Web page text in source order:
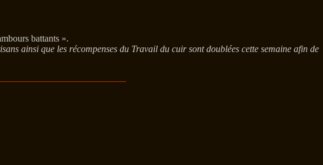
battants ».
ainsi que les récompenses du Travail du cuir sont doublées cette semaine afin de